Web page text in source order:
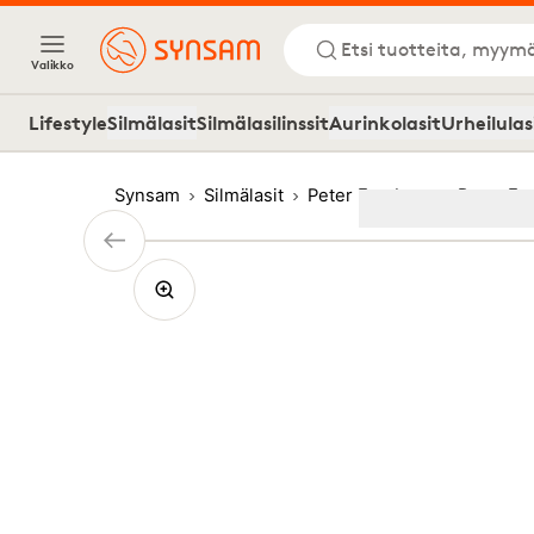
Valikko
Etsi tuotteita,
LifestyleSilmälasitSilmälasilinssitAurinkolasit
Synsam Silmälasit Peter Forsberg Peter